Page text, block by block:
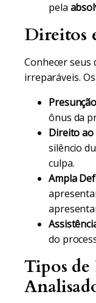
pela
Direitos
Conhecer
irreparáveis.
ônus da
Direito ao
silêncio
culpa.
Ampla
do
Tipos de